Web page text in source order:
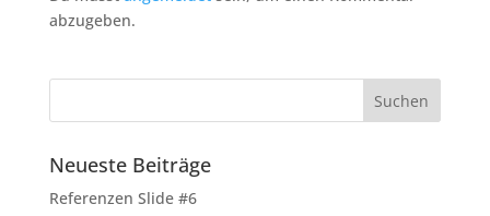
abzugeben.
Neueste Beiträge
Referenzen Slide #6